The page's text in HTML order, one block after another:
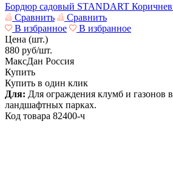
Бордюр садовый STANDART
Сравнить
Сравнить
В избранное
В избранное
Цена (шт.)
880 руб/шт.
МаксДан Россия
Купить
Купить в один клик
Для: Для ограждения клумб и газонов
ландшафтных парках.
Код товара 82400-ч